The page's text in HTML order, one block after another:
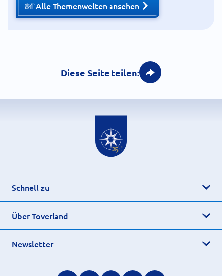
Alle Themenwelten ansehen
Diese Seite teilen:
Schnell zu
Über Toverland
Newsletter